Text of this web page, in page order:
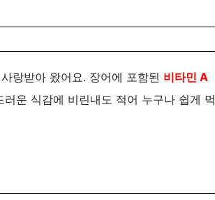
랑받아 왔어요. 장어에 포함된 비타민 A
운 식감에 비린내도 적어 누구나 쉽게 먹